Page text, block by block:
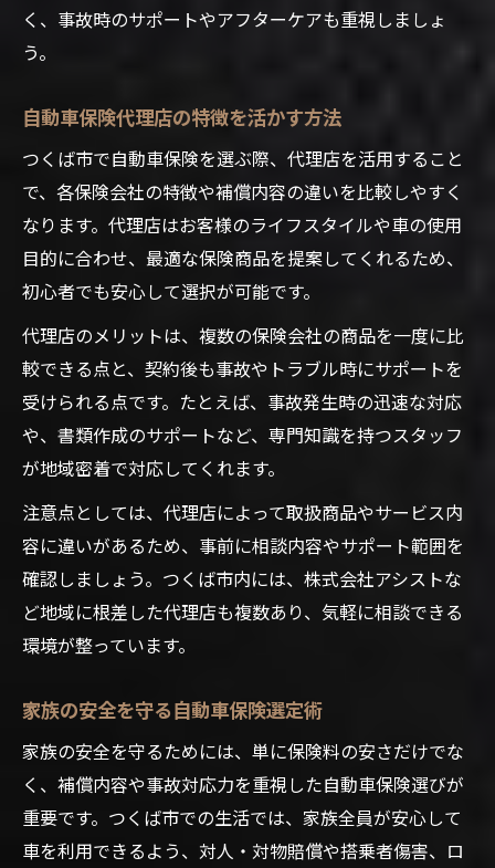
く、事故時のサポートやアフターケアも重視しましょ
う。
自動車保険代理店の特徴を活かす方法
つくば市で自動車保険を選ぶ際、代理店を活用すること
で、各保険会社の特徴や補償内容の違いを比較しやすく
なります。代理店はお客様のライフスタイルや車の使用
目的に合わせ、最適な保険商品を提案してくれるため、
初心者でも安心して選択が可能です。
代理店のメリットは、複数の保険会社の商品を一度に比
較できる点と、契約後も事故やトラブル時にサポートを
受けられる点です。たとえば、事故発生時の迅速な対応
や、書類作成のサポートなど、専門知識を持つスタッフ
が地域密着で対応してくれます。
注意点としては、代理店によって取扱商品やサービス内
容に違いがあるため、事前に相談内容やサポート範囲を
確認しましょう。つくば市内には、株式会社アシストな
ど地域に根差した代理店も複数あり、気軽に相談できる
環境が整っています。
家族の安全を守る自動車保険選定術
家族の安全を守るためには、単に保険料の安さだけでな
く、補償内容や事故対応力を重視した自動車保険選びが
重要です。つくば市での生活では、家族全員が安心して
車を利用できるよう、対人・対物賠償や搭乗者傷害、ロ